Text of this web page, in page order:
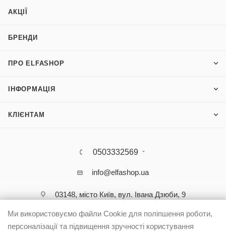
АКЦІЇ
БРЕНДИ
ПРО ELFASHOP
ІНФОРМАЦІЯ
КЛІЄНТАМ
0503332569
info@elfashop.ua
03148, місто Київ, вул. Івана Дзюби, 9
Ми використовуємо файли Cookie для поліпшення роботи,
персоналізації та підвищення зручності користування